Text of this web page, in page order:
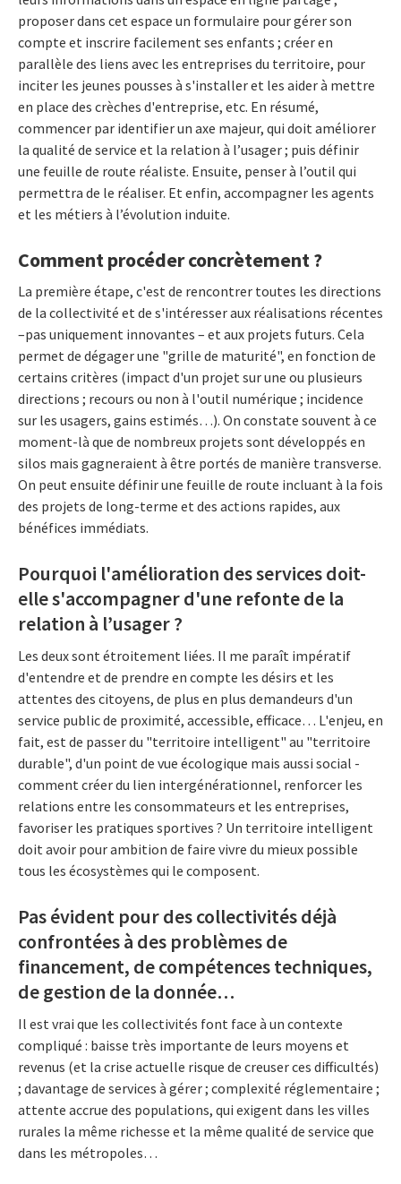
proposer dans cet espace un formulaire pour gérer son
compte et inscrire facilement ses enfants ; créer en
parallèle des liens avec les entreprises du territoire, pour
inciter les jeunes pousses à s'installer et les aider à mettre
en place des crèches d'entreprise, etc. En résumé,
commencer par identifier un axe majeur, qui doit améliorer
la qualité de service et la relation à l’usager ; puis définir
une feuille de route réaliste. Ensuite, penser à l’outil qui
permettra de le réaliser. Et enfin, accompagner les agents
et les métiers à l’évolution induite.
Comment procéder concrètement ?
La première étape, c'est de rencontrer toutes les directions
de la collectivité et de s'intéresser aux réalisations récentes
–pas uniquement innovantes – et aux projets futurs. Cela
permet de dégager une "grille de maturité", en fonction de
certains critères (impact d'un projet sur une ou plusieurs
directions ; recours ou non à l'outil numérique ; incidence
sur les usagers, gains estimés…). On constate souvent à ce
moment-là que de nombreux projets sont développés en
silos mais gagneraient à être portés de manière transverse.
On peut ensuite définir une feuille de route incluant à la fois
des projets de long-terme et des actions rapides, aux
bénéfices immédiats.
Pourquoi l'amélioration des services doit-
elle s'accompagner d'une refonte de la
relation à l’usager ?
Les deux sont étroitement liées. Il me paraît impératif
d'entendre et de prendre en compte les désirs et les
attentes des citoyens, de plus en plus demandeurs d'un
service public de proximité, accessible, efficace… L'enjeu, en
fait, est de passer du "territoire intelligent" au "territoire
durable", d'un point de vue écologique mais aussi social -
comment créer du lien intergénérationnel, renforcer les
relations entre les consommateurs et les entreprises,
favoriser les pratiques sportives ? Un territoire intelligent
doit avoir pour ambition de faire vivre du mieux possible
tous les écosystèmes qui le composent.
Pas évident pour des collectivités déjà
confrontées à des problèmes de
financement, de compétences techniques,
de gestion de la donnée…
Il est vrai que les collectivités font face à un contexte
compliqué : baisse très importante de leurs moyens et
revenus (et la crise actuelle risque de creuser ces difficultés)
; davantage de services à gérer ; complexité réglementaire ;
attente accrue des populations, qui exigent dans les villes
rurales la même richesse et la même qualité de service que
dans les métropoles…